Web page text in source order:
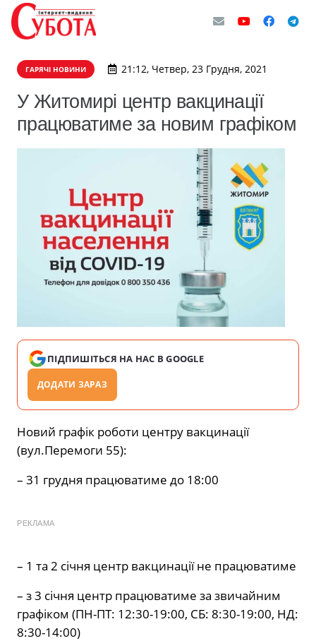
ГАРЯЧІ НОВИНИ 21:12, Четвер, 23 Грудня, 2021
У Житомирі центр вакцинації
працюватиме за новим графіком
ПІДПИШІТЬСЯ НА НАС В GOOGLE
ДОДАТИ ЗАРАЗ
Новий графік роботи центру вакцинації
(вул.Перемоги 55):
– 31 грудня працюватиме до 18:00
РЕКЛАМА
– 1 та 2 січня центр вакцинації не працюватиме
– з 3 січня центр працюватиме за звичайним
графіком (ПН-ПТ: 12:30-19:00, СБ: 8:30-19:00, НД:
8:30-14:00)